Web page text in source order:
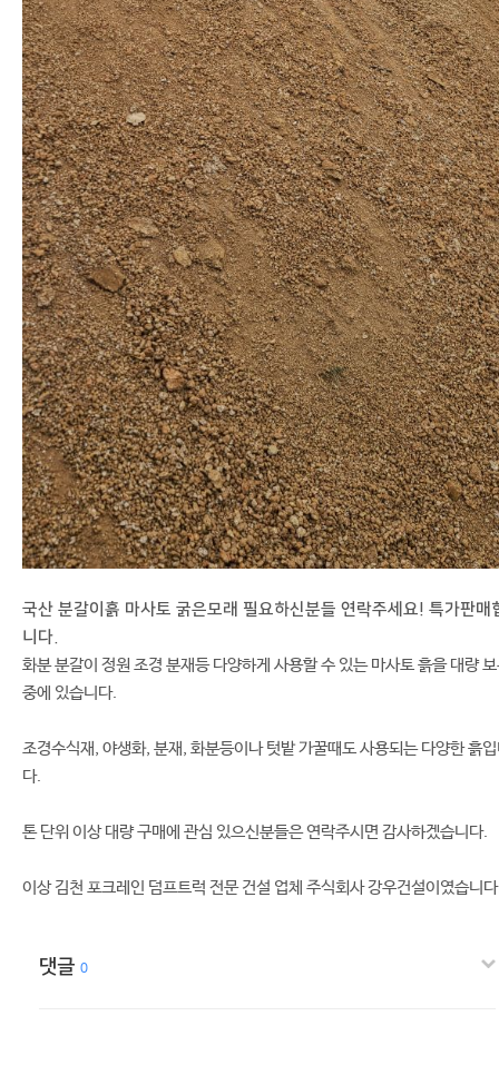
국산 분갈이흙 마사토 굵은모래 필요하신분들 연락주세요! 특가판매
니다.
화분 분갈이 정원 조경 분재등 다양하게 사용할 수 있는 마사토 흙을 대량
중에 있습니다.
조경수식재, 야생화, 분재, 화분등이나 텃밭 가꿀때도 사용되는 다양한 흙
다.
톤 단위 이상 대량 구매에 관심 있으신분들은 연락주시면 감사하겠습니다.
이상 김천 포크레인 덤프트럭 전문 건설 업체 주식회사 강우건설이였습니
댓글 0